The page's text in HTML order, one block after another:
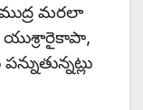
ముద్ర మరలా